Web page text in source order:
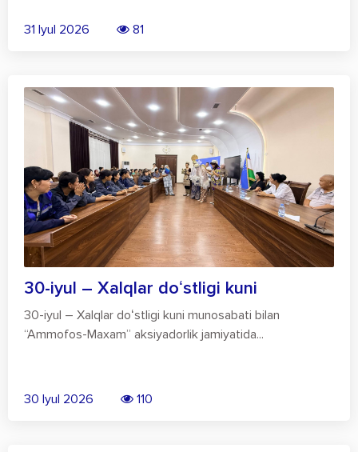
31 Iyul 2026 81
30-iyul – Xalqlar doʻstligi kuni
30-iyul – Xalqlar doʻstligi kuni munosabati bilan
“Ammofos-Maxam” aksiyadorlik jamiyatida...
30 Iyul 2026 110